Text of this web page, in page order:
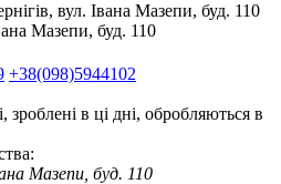
вул. Івана Мазепи, буд. 110
Мазепи, буд. 110
+38(098)5944102
в ці дні, обробляються в
Мазепи, буд. 110